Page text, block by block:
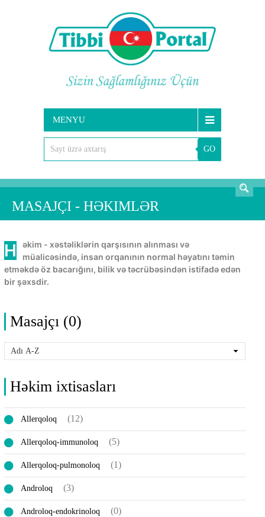
MENYU
GO
AXTARIŞ
MASAJÇI - HƏKIMLƏR
Həkim - xəstəliklərin qarşısının alınması və
müalicəsində, insan orqanının normal həyatını təmin
etməkdə öz bacarığını, bilik və təcrübəsindən istifadə edən
bir şəxsdir.
Masajçı (0)
Həkim ixtisasları
Allerqoloq (12)
Allerqoloq-immunoloq (5)
Allerqoloq-pulmonoloq (1)
Androloq (3)
Androloq-endokrinoloq (0)